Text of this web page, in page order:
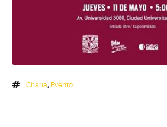
Charla, Evento